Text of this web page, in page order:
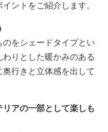
ントをご紹介します。
をシェードタイプとい
りとした暖かみのある
行きと立体感を出して
アの一部として楽しも